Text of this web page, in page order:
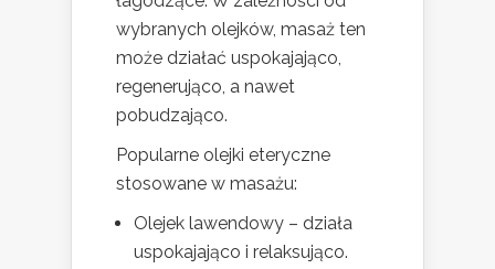
wybranych olejków, masaż ten
może działać uspokajająco,
regenerująco, a nawet
pobudzająco.
Popularne olejki eteryczne
stosowane w masażu:
Olejek lawendowy – działa
uspokajająco i relaksująco.